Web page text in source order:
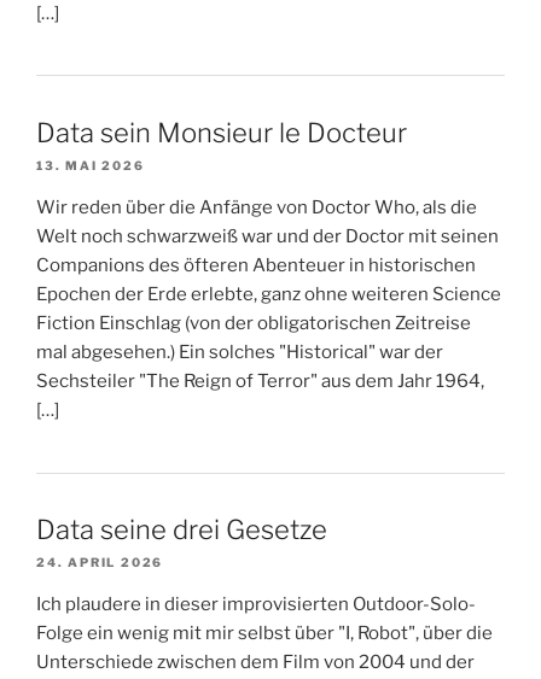
[…]
Data sein Monsieur le Docteur
13. MAI 2026
Wir reden über die Anfänge von Doctor Who, als die
Welt noch schwarzweiß war und der Doctor mit seinen
Companions des öfteren Abenteuer in historischen
Epochen der Erde erlebte, ganz ohne weiteren Science
Fiction Einschlag (von der obligatorischen Zeitreise
mal abgesehen.) Ein solches "Historical" war der
Sechsteiler "The Reign of Terror" aus dem Jahr 1964,
[…]
Data seine drei Gesetze
24. APRIL 2026
Ich plaudere in dieser improvisierten Outdoor-Solo-
Folge ein wenig mit mir selbst über "I, Robot", über die
Unterschiede zwischen dem Film von 2004 und der